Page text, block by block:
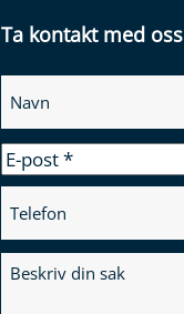
Ta kontakt med oss